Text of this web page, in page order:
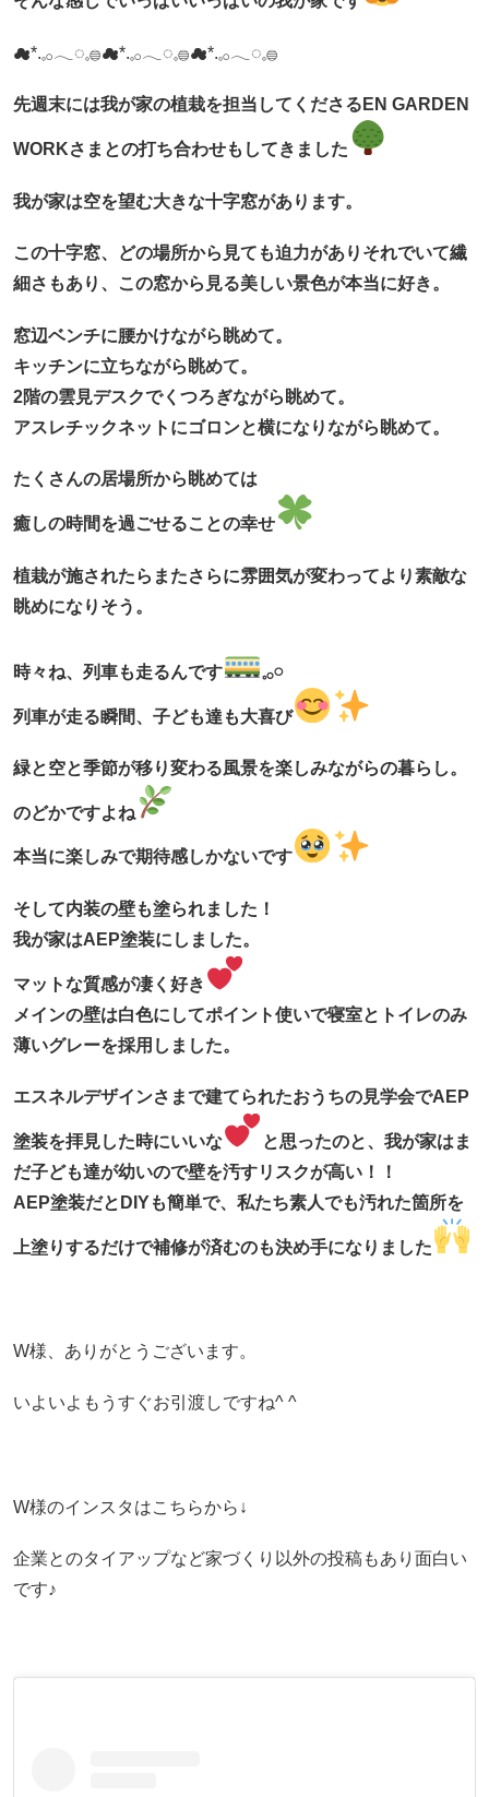
☁︎︎*.𓈒𓂂𓂃◌𓈒𓐍☁︎︎*.𓈒𓂂𓂃◌𓈒𓐍☁︎︎*.𓈒𓂂𓂃◌𓈒𓐍
先週末には我が家の植栽を担当してくださるEN GARDEN
WORKさまとの打ち合わせもしてきました
我が家は空を望む大きな十字窓があります。
この十字窓、どの場所から見ても迫力がありそれでいて繊
細さもあり、この窓から見る美しい景色が本当に好き。
窓辺ベンチに腰かけながら眺めて。
キッチンに立ちながら眺めて。
2階の雲見デスクでくつろぎながら眺めて。
アスレチックネットにゴロンと横になりながら眺めて。
たくさんの居場所から眺めては
癒しの時間を過ごせることの幸せ
植栽が施されたらまたさらに雰囲気が変わってより素敵な
眺めになりそう。
時々ね、列車も走るんです 𓈒𓂂𓏸
列車が走る瞬間、子ども達も大喜び
緑と空と季節が移り変わる風景を楽しみながらの暮らし。
のどかですよね
本当に楽しみで期待感しかないです
そして内装の壁も塗られました！
我が家はAEP塗装にしました。
マットな質感が凄く好き
メインの壁は白色にしてポイント使いで寝室とトイレのみ
薄いグレーを採用しました。
エスネルデザインさまで建てられたおうちの見学会でAEP
塗装を拝見した時にいいな と思ったのと、我が家はま
だ子ども達が幼いので壁を汚すリスクが高い！！
AEP塗装だとDIYも簡単で、私たち素人でも汚れた箇所を
上塗りするだけで補修が済むのも決め手になりました
W様、ありがとうございます。
いよいよもうすぐお引渡しですね^ ^
W様のインスタはこちらから↓
企業とのタイアップなど家づくり以外の投稿もあり面白い
です♪